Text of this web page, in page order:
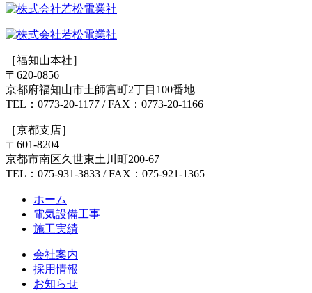
［福知山本社］
〒620-0856
京都府福知山市土師宮町2丁目100番地
TEL：0773-20-1177 / FAX：0773-20-1166
［京都支店］
〒601-8204
京都市南区久世東土川町200-67
TEL：075-931-3833 / FAX：075-921-1365
ホーム
電気設備工事
施工実績
会社案内
採用情報
お知らせ